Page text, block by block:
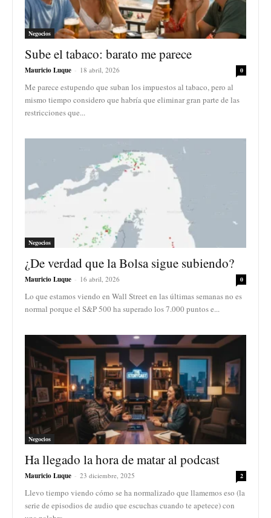
Negocios
Sube el tabaco: barato me parece
Mauricio Luque - 18 abril, 2026 0
Me parece estupendo que suban los impuestos al tabaco, pero al
mismo tiempo considero que habría que eliminar gran parte de las
restricciones que...
Negocios
¿De verdad que la Bolsa sigue subiendo?
Mauricio Luque - 16 abril, 2026 0
Lo que estamos viendo en Wall Street en las últimas semanas no es
normal porque el S&P 500 ha superado los 7.000 puntos e...
Negocios
Ha llegado la hora de matar al podcast
Mauricio Luque - 23 diciembre, 2025 2
Llevo tiempo viendo cómo se ha normalizado que llamemos eso (la
serie de episodios de audio que escuchas cuando te apetece) con